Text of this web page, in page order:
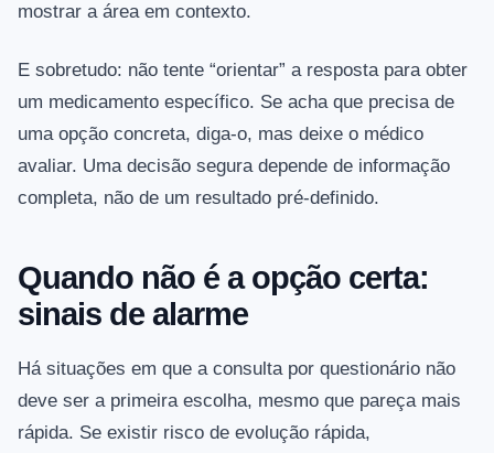
mostrar a área em contexto.
E sobretudo: não tente “orientar” a resposta para obter
um medicamento específico. Se acha que precisa de
uma opção concreta, diga-o, mas deixe o médico
avaliar. Uma decisão segura depende de informação
completa, não de um resultado pré-definido.
Quando não é a opção certa:
sinais de alarme
Há situações em que a consulta por questionário não
deve ser a primeira escolha, mesmo que pareça mais
rápida. Se existir risco de evolução rápida,